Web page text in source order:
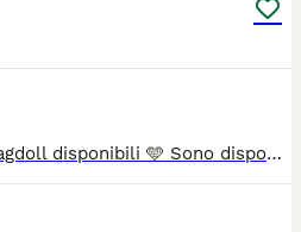
🐾 Splendidi maschietti Ragdoll disponibili 🩵 Sono disponibili meravigliosi maschietti Ragdoll nelle eleganti colorazioni Blue Mitted e Seal Mitted, pronti da subito a raggiungere la loro nuova famiglia. I nostri cuccioli sono cresciuti con amore in ambiente familiare, ben socializzati e selezionati con attenzione per salute, carattere e standard di razza. Sono dolcissimi, affettuosi e perfetti come compagni di vita. I genitori sono testati per le principali patologie genetiche della razza e vengono regolarmente sottoposti ai controlli sanitari consigliati. Ogni cucciolo verrà affidato con: 🐾 Pedigree FIAF 🐾 Microchip 🐾 Vaccinazioni e sverminazioni effettuate 🐾 Libretto sanitario 🐾 Certificato di buona salute rilasciato dal veterinario Cerchiamo famiglie amorevoli e responsabili che desiderino accogliere un Ragdoll come un vero membro della famiglia. Per maggiori informazioni, foto o per conoscere i nostri cuccioli, contattateci senza impegno. Allevamento Tenerdoll